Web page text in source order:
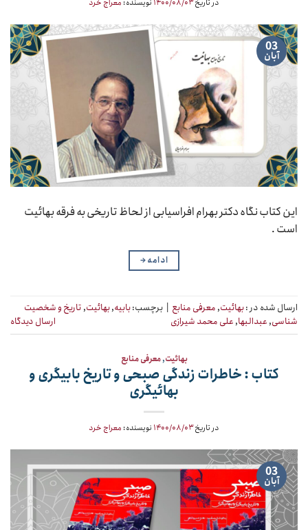
در تاریخ۱۴۰۰/۰۸/۰۳ نویسنده: معراج خرد
03
آبان
این کتاب نگاه دکتر بهرام افراسیابی از لحاظ تاریخی به فرقه بهائیت
است .
ادامه→
ارسال شده در :بهائیت, معرفی منابع | برچسب:بابیه,بهائیت, تاریخ و شخصیت
شناسی, عبدالبها, علی محمد شیرازی ارسال دیدگاه
بهائیت,معرفی منابع
کتاب : خاطرات زندگی صبحی و تاریخ بابیگری و
بهائیگری
در تاریخ۱۴۰۰/۰۸/۰۳ نویسنده: معراج خرد
03
آبان